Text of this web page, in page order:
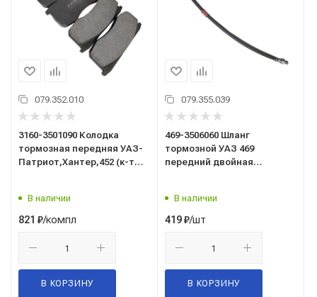
079.352.010
3160-3501090 Колодка
тормозная передняя УАЗ-
Патриот,Хантер,452 (к-т
В наличии
821 ₽/компл
В КОРЗИНУ
079.355.039
469-3506060 Шланг
тормозной УАЗ 469
передний двойная
В наличии
419₽/шт
В КОРЗИНУ